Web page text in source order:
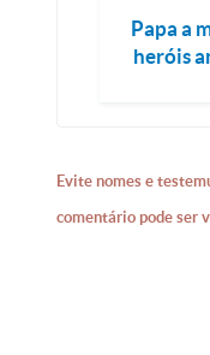
Papa a
heróis
Evite nomes e
comentário pode ser